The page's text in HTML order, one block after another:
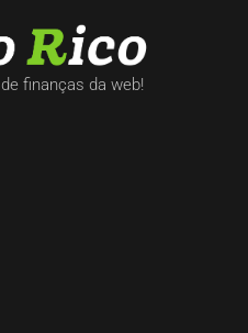
finanças da web!